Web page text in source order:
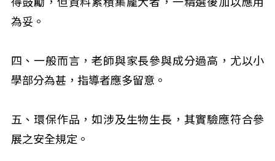
為妥。
四、一般而言，老師與家長參與成分過高，尤以小
學部分為甚，指導者應多留意。
五、環保作品，如涉及生物生長，其實驗應符合參
展之安全規定。